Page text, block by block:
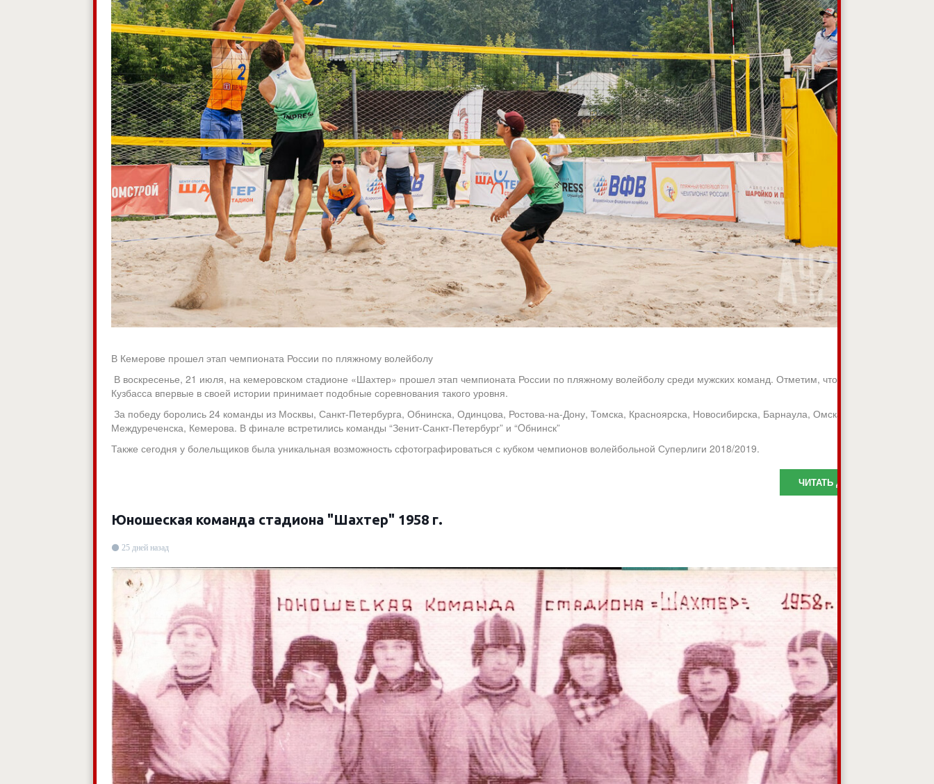
В Кемерове прошел этап чемпионата России по пляжному волейболу
В воскресенье, 21 июля, на кемеровском стадионе «Шахтер» прошел этап чемпионата России по пляжному волейболу среди мужских команд. Отметим, что столица
Кузбасса впервые в своей истории принимает подобные соревнования такого уровня.
За победу боролись 24 команды из Москвы, Санкт-Петербурга, Обнинска, Одинцова, Ростова-на-Дону, Томска, Красноярска, Новосибирска, Барнаула, Омска,
Междуреченска, Кемерова. В финале встретились команды “Зенит-Санкт-Петербург” и “Oбнинск”
Также сегодня у болельщиков была уникальная возможность сфотографироваться с кубком чемпионов волейбольной Суперлиги 2018/2019.
ЧИТАТЬ ДАЛЬШЕ
Юношеская команда стадиона "Шахтер" 1958 г.
25 дней назад